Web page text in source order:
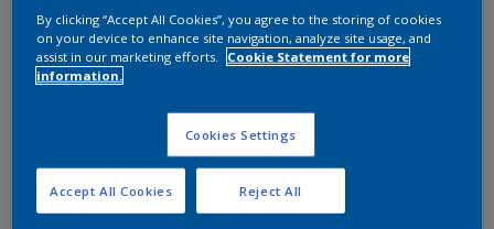
Farbauswahl
Das perfekte Weiß
By clicking “Accept All Cookies”, you agree to the storing of cookies
on your device to enhance site navigation, analyze site usage, and
assist in our marketing efforts.
Cookie Statement for more
information.
Cookies Settings
Reject All
Accept All Cookies